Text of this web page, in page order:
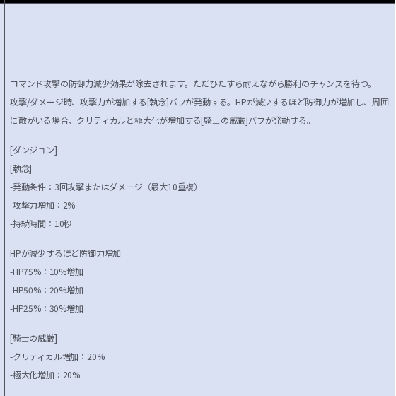
コマンド攻撃の防御力減少効果が除去されます。 ただひたすら耐えながら勝利のチャンスを待つ。
攻撃/ダメージ時、攻撃力が増加する[執念]バフが発動する。HPが減少するほど防御力が増加し、周囲
に敵がいる場合、クリティカルと極大化が増加する[騎士の威厳]バフが発動する。
[ダンジョン]
[執念]
-発動条件：3回攻撃またはダメージ（最大10重複）
-攻撃力増加：2%
-持続時間：10秒
HPが減少するほど防御力増加
-HP75%：10%増加
-HP50%：20%増加
-HP25%：30%増加
[騎士の威厳]
-クリティカル増加：20%
-極大化増加：20%